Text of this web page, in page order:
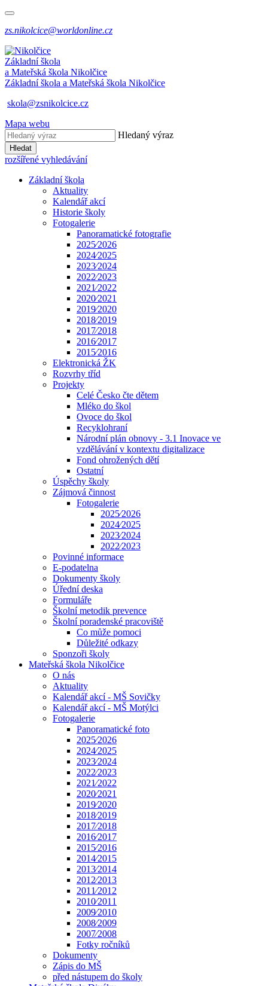
zs.nikolcice@worldonline.cz
Základní škola
a Mateřská škola Nikolčice
Základní škola a Mateřská škola Nikolčice
skola@zsnikolcice.cz
Mapa webu
Hledaný výraz
Hledat
rozšířené vyhledávání
Základní škola
Aktuality
Kalendář akcí
Historie školy
Fotogalerie
Panoramatické fotografie
2025⁄2026
2024⁄2025
2023⁄2024
2022⁄2023
2021⁄2022
2020⁄2021
2019⁄2020
2018⁄2019
2017⁄2018
2016⁄2017
2015⁄2016
Elektronická ŽK
Rozvrhy tříd
Projekty
Celé Česko čte dětem
Mléko do škol
Ovoce do škol
Recyklohraní
Národní plán obnovy - 3.1 Inovace ve
vzdělávání v kontextu digitalizace
Fond ohrožených dětí
Ostatní
Úspěchy školy
Zájmová činnost
Fotogalerie
2025⁄2026
2024⁄2025
2023⁄2024
2022⁄2023
Povinné informace
E-podatelna
Dokumenty školy
Úřední deska
Formuláře
Školní metodik prevence
Školní poradenské pracoviště
Co může pomoci
Důležité odkazy
Sponzoři školy
Mateřská škola Nikolčice
O nás
Aktuality
Kalendář akcí - MŠ Sovičky
Kalendář akcí - MŠ Motýlci
Fotogalerie
Panoramatické foto
2025⁄2026
2024⁄2025
2023⁄2024
2022⁄2023
2021⁄2022
2020⁄2021
2019⁄2020
2018⁄2019
2017⁄2018
2016⁄2017
2015⁄2016
2014⁄2015
2013⁄2014
2012⁄2013
2011⁄2012
2010⁄2011
2009⁄2010
2008⁄2009
2007⁄2008
Fotky ročníků
Dokumenty
Zápis do MŠ
před nástupem do školy